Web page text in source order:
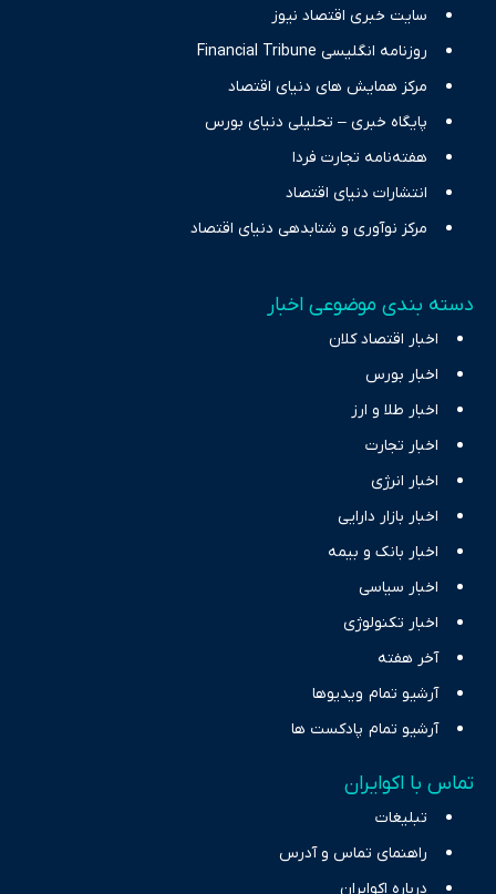
سایت خبری اقتصاد نیوز
روزنامه انگلیسی Financial Tribune
مرکز همایش های دنیای اقتصاد
پایگاه خبری – تحلیلی دنیای بورس
هفته‌نامه تجارت فردا
انتشارات دنیای اقتصاد
مرکز نوآوری و شتابدهی دنیای اقتصاد
دسته بندی موضوعی اخبار
اخبار اقتصاد کلان
اخبار بورس
اخبار طلا و ارز
اخبار تجارت
اخبار انرژی
اخبار بازار دارایی
اخبار بانک و بیمه
اخبار سیاسی
اخبار تکنولوژی
آخر هفته
آرشیو تمام ویدیوها
آرشیو تمام پادکست ها
تماس با اکوایران
تبلیغات
راهنمای تماس و آدرس
درباره اکوایران